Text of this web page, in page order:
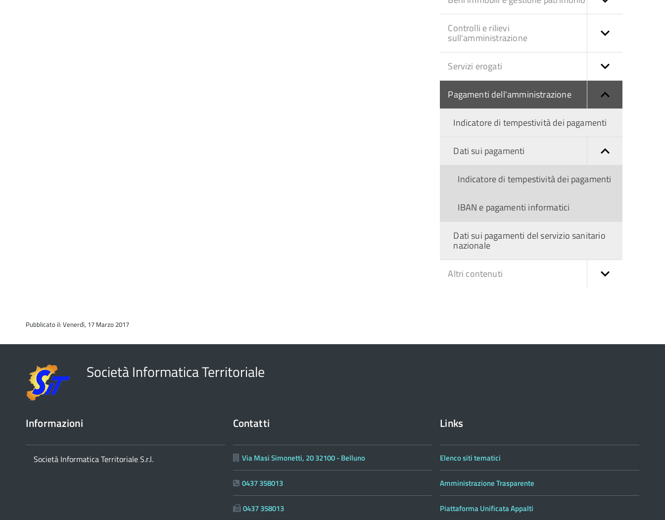
Controlli e rilievi
sull'amministrazione
Servizi erogati
Pagamenti dell'amministrazione
Indicatore di tempestività dei pagamenti
Dati sui pagamenti
Indicatore di tempestività dei pagamenti
IBAN e pagamenti informatici
Dati sui pagamenti del servizio sanitario
nazionale
Altri contenuti
Pubblicato il: Venerdì, 17 Marzo 2017
Società Informatica Territoriale
Informazioni
Società Informatica Territoriale S.r.l.
Contatti
Via Masi Simonetti, 20 32100 - Belluno
0437 358013
0437 358013
Links
Elenco siti tematici
Amministrazione Trasparente
Piattaforma Unificata Appalti